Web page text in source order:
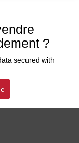
?
secured with